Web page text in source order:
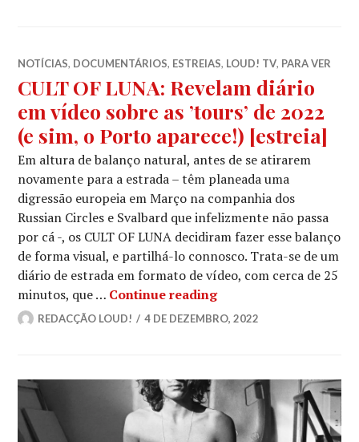
NOTÍCIAS, DOCUMENTÁRIOS, ESTREIAS, LOUD! TV, PARA VER
CULT OF LUNA: Revelam diário
em vídeo sobre as ’tours’ de 2022
(e sim, o Porto aparece!) [estreia]
Em altura de balanço natural, antes de se atirarem
novamente para a estrada – têm planeada uma
digressão europeia em Março na companhia dos
Russian Circles e Svalbard que infelizmente não passa
por cá -, os CULT OF LUNA decidiram fazer esse balanço
de forma visual, e partilhá-lo connosco. Trata-se de um
diário de estrada em formato de vídeo, com cerca de 25
minutos, que … Continue readingCULT OF LUNA:
REDACÇÃO LOUD! 4 DE DEZEMBRO, 2022